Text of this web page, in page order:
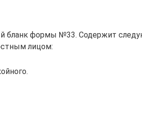
бланк формы №33. Содержит
лицом: